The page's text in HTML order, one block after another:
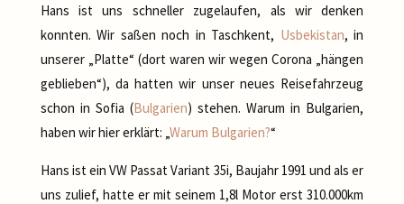
Hans ist uns schneller zugelaufen, als wir denken
konnten. Wir saßen noch in Taschkent, Usbekistan, in
unserer „Platte“ (dort waren wir wegen Corona „hängen
geblieben“), da hatten wir unser neues Reisefahrzeug
schon in Sofia (Bulgarien) stehen. Warum in Bulgarien,
haben wir hier erklärt: „ Warum Bulgarien?“
Hans ist ein VW Passat Variant 35i, Baujahr 1991 und als er
uns zulief, hatte er mit seinem 1,8l Motor erst 310.000km